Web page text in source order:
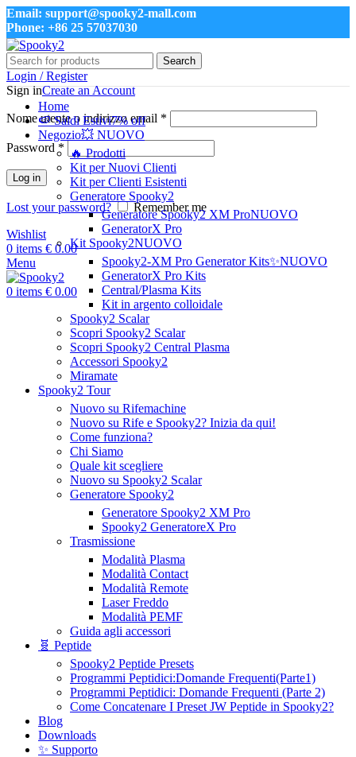
Email: support@spooky2-mall.com
Phone: +86 25 57037030
Search
Login / Register
Sign inCreate an Account
Nome utente o indirizzo email *
Password *
Log in
Lost your password?
Remember me
Wishlist
0 items € 0.00
Menu
0 items € 0.00
Home
🍉 Saldi Estivi7% off
Negozio💥 NUOVO
🔥 Prodotti
Kit per Nuovi Clienti
Kit per Clienti Esistenti
Generatore Spooky2
Generatore Spooky2 XM ProNUOVO
GeneratorX Pro
Kit Spooky2NUOVO
Spooky2-XM Pro Generator Kits✨NUOVO
GeneratorX Pro Kits
Central/Plasma Kits
Kit in argento colloidale
Spooky2 Scalar
Scopri Spooky2 Scalar
Scopri Spooky2 Central Plasma
Accessori Spooky2
Miramate
Spooky2 Tour
Nuovo su Rifemachine
Nuovo su Rife e Spooky2? Inizia da qui!
Come funziona?
Chi Siamo
Quale kit scegliere
Nuovo su Spooky2 Scalar
Generatore Spooky2
Generatore Spooky2 XM Pro
Spooky2 GeneratoreX Pro
Trasmissione
Modalità Plasma
Modalità Contact
Modalità Remote
Laser Freddo
Modalità PEMF
Guida agli accessori
🧬 Peptide
Spooky2 Peptide Presets
Programmi Peptidici:Domande Frequenti(Parte1)
Programmi Peptidici: Domande Frequenti (Parte 2)
Come Concatenare I Preset JW Peptide in Spooky2?
Blog
Downloads
✨ Supporto